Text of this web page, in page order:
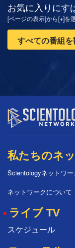
お気に入りにす
[ページの表示]から[+]を
すべての番組を
私たちのネ
Scientologyネットワ
ネットワークについて
ライブ TV
スケジュール